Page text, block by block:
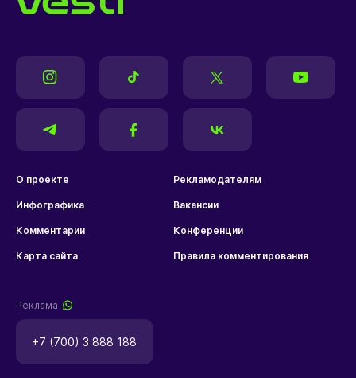
О проекте Рекламодателям
Инфографика Вакансии
Комментарии Конференции
Карта сайта Правила комментирования
Реклама
+7 (700) 3 888 188